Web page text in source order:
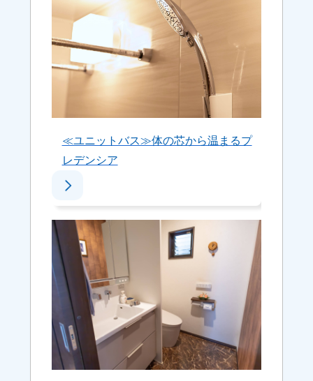
≪ユニットバス≫体の芯から温まるプ
レデンシア